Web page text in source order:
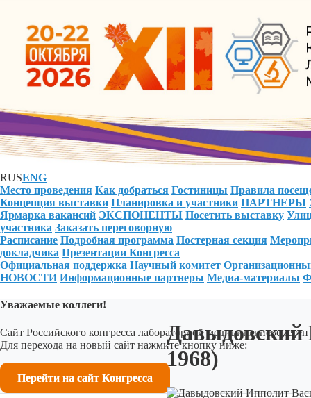
RUSENG
Место проведения Как добраться Гостиницы Правила
Концепция выставки Планировка и участники ПАРТНЕРЫ
Ярмарка вакансий ЭКСПОНЕНТЫ Посетить выставку
участника Заказать переговорную
Расписание Подробная программа Постерная секция
докладчика Презентации Конгресса
Официальная поддержка Научный комитет
НОВОСТИ Информационные партнеры Медиа-материалы
Уважаемые коллеги!
Сайт Российского конгресса лабораторной медицины
Для перехода на новый сайт нажмите кнопку ниже:
Перейти на сайт Конгресса
Давыдовский
1968)